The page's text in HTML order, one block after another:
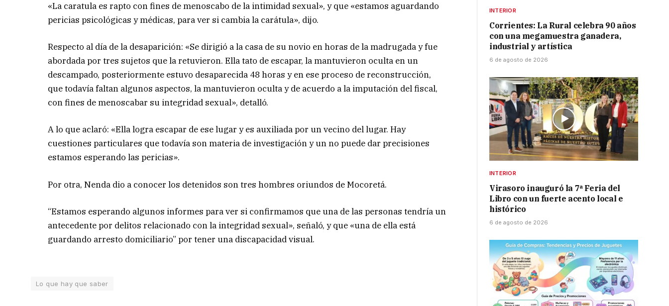
«La caratula es rapto con fines de menoscabo de la intimidad sexual», y que «estamos aguardando
pericias psicológicas y médicas, para ver si cambia la carátula», dijo.
Respecto al día de la desaparición: «Se dirigió a la casa de su novio en horas de la madrugada y fue
abordada por tres sujetos que la retuvieron. Ella tato de escapar, la mantuvieron oculta en un
descampado, posteriormente estuvo desaparecida 48 horas y en ese proceso de reconstrucción,
que todavía faltan algunos aspectos, la mantuvieron oculta y de acuerdo a la imputación del fiscal,
con fines de menoscabar su integridad sexual», detalló.
A lo que aclaró: «Ella logra escapar de ese lugar y es auxiliada por un vecino del lugar. Hay
cuestiones particulares que todavía son materia de investigación y un no puede dar precisiones
estamos esperando las pericias».
Por otra, Nenda dio a conocer los detenidos son tres hombres oriundos de Mocoretá.
“Estamos esperando algunos informes para ver si confirmamos que una de las personas tendría un
antecedente por delitos relacionado con la integridad sexual», señaló, y que «una de ella está
guardando arresto domiciliario” por tener una discapacidad visual.
Lo que hay que saber
INTERIOR
Corrientes: La Rural celebra 90 años
con una megamuestra ganadera,
industrial y artística
6 de agosto de 2026
INTERIOR
Virasoro inauguró la 7ª Feria del
Libro con un fuerte acento local e
histórico
6 de agosto de 2026